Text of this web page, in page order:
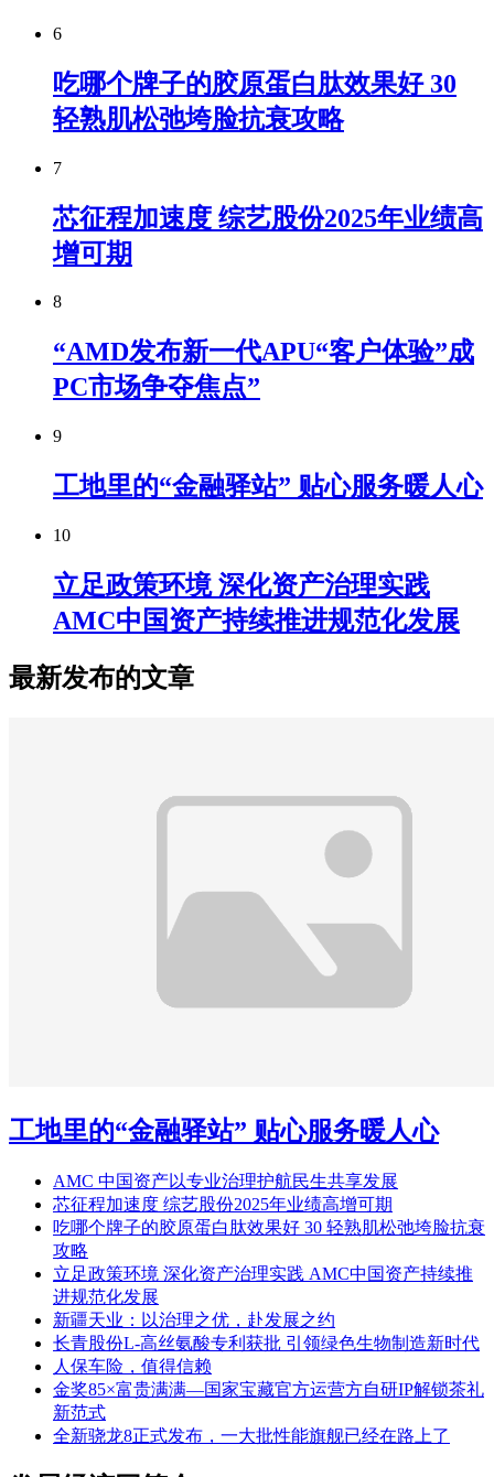
6
吃哪个牌子的胶原蛋白肽效果好 30
轻熟肌松弛垮脸抗衰攻略
7
芯征程加速度 综艺股份2025年业绩高
增可期
8
“AMD发布新一代APU“客户体验”成
PC市场争夺焦点”
9
工地里的“金融驿站” 贴心服务暖人心
10
立足政策环境 深化资产治理实践
AMC中国资产持续推进规范化发展
最新发布的文章
工地里的“金融驿站” 贴心服务暖人心
AMC 中国资产以专业治理护航民生共享发展
芯征程加速度 综艺股份2025年业绩高增可期
吃哪个牌子的胶原蛋白肽效果好 30 轻熟肌松弛垮脸抗衰
攻略
立足政策环境 深化资产治理实践 AMC中国资产持续推
进规范化发展
新疆天业：以治理之优，赴发展之约
长青股份L-高丝氨酸专利获批 引领绿色生物制造新时代
人保车险，值得信赖
金奖85×富贵满满—国家宝藏官方运营方自研IP解锁茶礼
新范式
全新骁龙8正式发布，一大批性能旗舰已经在路上了